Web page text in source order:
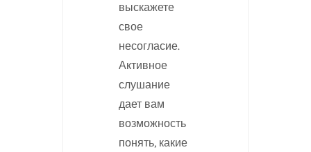
выскажете
свое
несогласие.
Активное
слушание
дает вам
возможность
понять, какие